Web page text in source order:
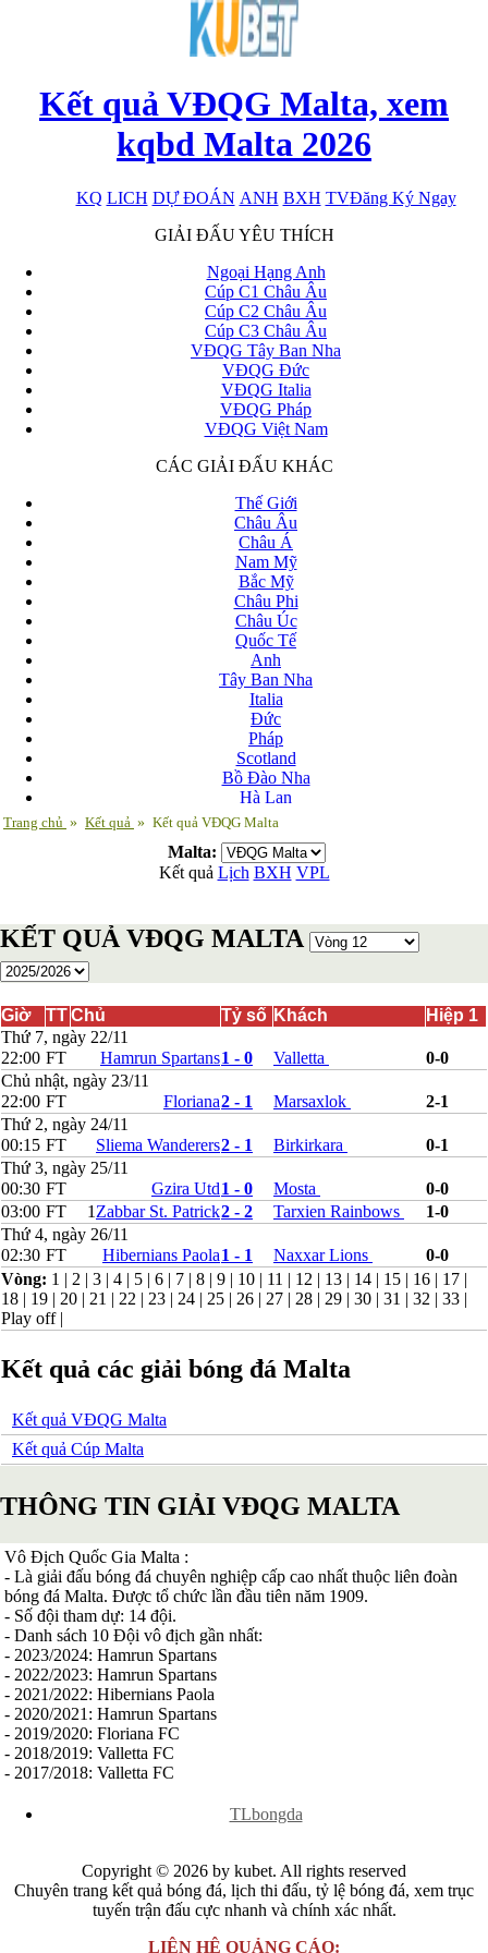
Kết quả VĐQG Malta, xem
kqbd Malta 2026
KQ LICH DỰ ĐOÁN ANH BXH TVĐăng Ký Ngay
x
GIẢI ĐẤU YÊU THÍCH
Ngoại Hạng Anh
Cúp C1 Châu Âu
Cúp C2 Châu Âu
Cúp C3 Châu Âu
VĐQG Tây Ban Nha
VĐQG Đức
VĐQG Italia
VĐQG Pháp
VĐQG Việt Nam
CÁC GIẢI ĐẤU KHÁC
Thế Giới
Châu Âu
Châu Á
Nam Mỹ
Bắc Mỹ
Châu Phi
Châu Úc
Quốc Tế
Anh
Tây Ban Nha
Italia
Đức
Pháp
Scotland
Bồ Đào Nha
Hà Lan
Nga
Andorra
Armenia
Belarus
Bosnia-Herzgovina
Bắc Macedonia
Bỉ
Croatia
Estonia
Georgia
Gibralta
Hy Lạp
Ireland
Israel
Kazakhstan
Kosovo
Latvia
Liechtenstein
Lithuania
Luxembourg
Moldova
Montenegro
San Marino
Slovakia
Slovenia
Séc
Thổ Nhĩ Kỳ
Thụy Sỹ
Ukraina
Arập Xêút
Hồng Kông
Indonesia
Iran
Iraq
Trang chủ » Kết quả » Kết quả VĐQG Malta
Malta:
Kết quả Lịch BXH VPL
KẾT QUẢ VĐQG MALTA
Giờ TTChủ Tỷ số Khách
Hiệp 1
Thứ 7, ngày 22/11
22:00 FT Hamrun Spartans1 - 0 Valletta
0-0
Chủ nhật, ngày 23/11
22:00 FT Floriana2 - 1 Marsaxlok
2-1
Thứ 2, ngày 24/11
00:15 FT Sliema Wanderers2 - 1 Birkirkara
0-1
Thứ 3, ngày 25/11
00:30 FT Gzira Utd1 - 0 Mosta
0-0
03:00 FT Zabbar St. Patrick
1 2 - 2 Tarxien Rainbows
1-0
Thứ 4, ngày 26/11
02:30 FT Hibernians Paola1 - 1 Naxxar Lions
0-0
Vòng: 1 | 2 | 3 | 4 | 5 | 6 | 7 | 8 | 9 | 10 | 11 | 12 | 13 | 14 | 15 | 16 | 17 |
18 | 19 | 20 | 21 | 22 | 23 | 24 | 25 | 26 | 27 | 28 | 29 | 30 | 31 | 32 | 33 |
Play off|
Kết quả các giải bóng đá Malta
Kết quả VĐQG Malta
Kết quả Cúp Malta
THÔNG TIN GIẢI VĐQG MALTA
Vô Địch Quốc Gia Malta :
- Là giải đấu bóng đá chuyên nghiệp cấp cao nhất thuộc liên đoàn
bóng đá Malta. Được tổ chức lần đầu tiên năm 1909.
- Số đội tham dự: 14 đội.
- Danh sách 10 Đội vô địch gần nhất:
- 2023/2024: Hamrun Spartans
- 2022/2023: Hamrun Spartans
- 2021/2022: Hibernians Paola
- 2020/2021: Hamrun Spartans
- 2019/2020: Floriana FC
- 2018/2019: Valletta FC
- 2017/2018: Valletta FC
TLbongda
Copyright © 2026 by kubet. All rights reserved
Chuyên trang kết quả bóng đá, lịch thi đấu, tỷ lệ bóng đá, xem trục
tuyến trận đấu cực nhanh và chính xác nhất.
LIÊN HỆ QUẢNG CÁO: